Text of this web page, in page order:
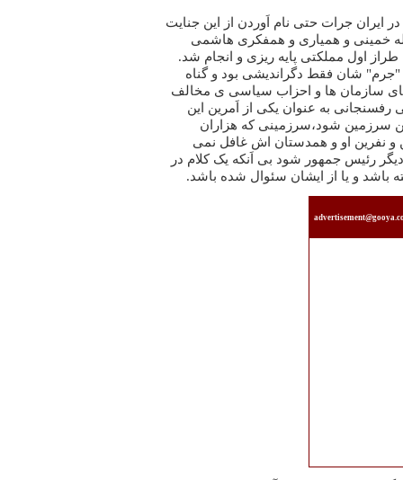
که هیچکس در ایران جرات حتی نام اَوردن از این جنایت
خمینی و همیاری و همفکری هاشمی
اول مملکتی پایه ریزی و انجام شد.
شان فقط دگراندیشی بود و گناه
های سازمان ها و احزاب سیاسی ی مخالف
به عنوان یکی از اَمرین این
سرزمین شود،سرزمینی که هزاران
و نفرین او و همدستان اش غافل نمی
رئیس جمهور شود بی اَنکه یک کلام در
باشد و یا از ایشان سئوال شده باشد.